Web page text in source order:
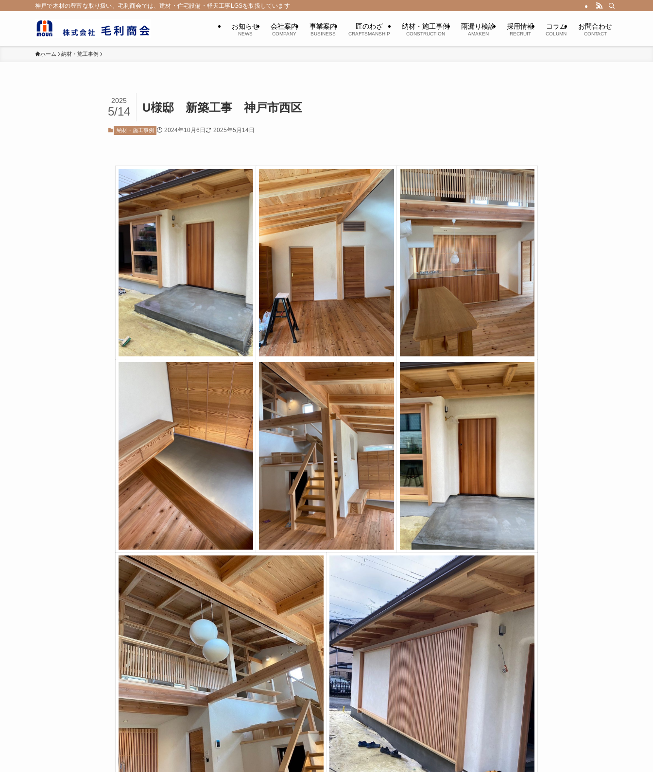
神戸で木材の豊富な取り扱い。毛利商会では、建材・住宅設備・軽天工事LGSを取扱しています
お知らせ
NEWS
会社案内
COMPANY
事業案内
BUSINESS
匠のわざ
CRAFTSMANSHIP
納材・施工事例
CONSTRUCTION
雨漏り検診
AMAKEN
採用情報
RECRUIT
コラム
COLUMN
お問合わせ
CONTACT
ホーム 納材・施工事例
U様邸 新築工事 神戸市西区
2025
5/14
納材・施工事例 2024年10月6日 2025年5月14日